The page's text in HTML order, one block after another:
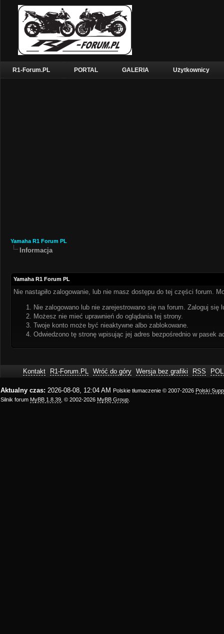
R1-Forum.PL PORTAL GALERIA Użytkownicy
Yamaha R1 Forum PL
Informacja
Yamaha R1 Forum PL
Nie nastąpiło zalogowanie, lub nie masz dostępu do tej części forum.
Nie zalogowano lub nie zarejestrowano się na forum. Zaloguj się
Możesz nie mieć uprawnień do oglądania tej strony.
Twoje konto może być nieaktywne albo zablokowane.
Odwiedzono tę stronę wpisując jej adres bezpośrednio w pasek
Kontakt R1-Forum.PL Wróć do góry Wersja bez grafiki RSS
Aktualny czas: 2026-08-08, 12:04 AM Polskie tłumaczenie © 2007-2026 Polski
Silnik forum MyBB 1.8.39 , © 2002-2026 MyBB Group